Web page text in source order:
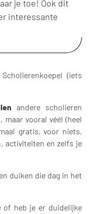
je toe! Ook dit
interessante
(iets
andere scholieren
vooral véél (heel
gratis, voor niets,
activiteiten en zelfs je
en duiken die dag in het
of heb je er duidelijke